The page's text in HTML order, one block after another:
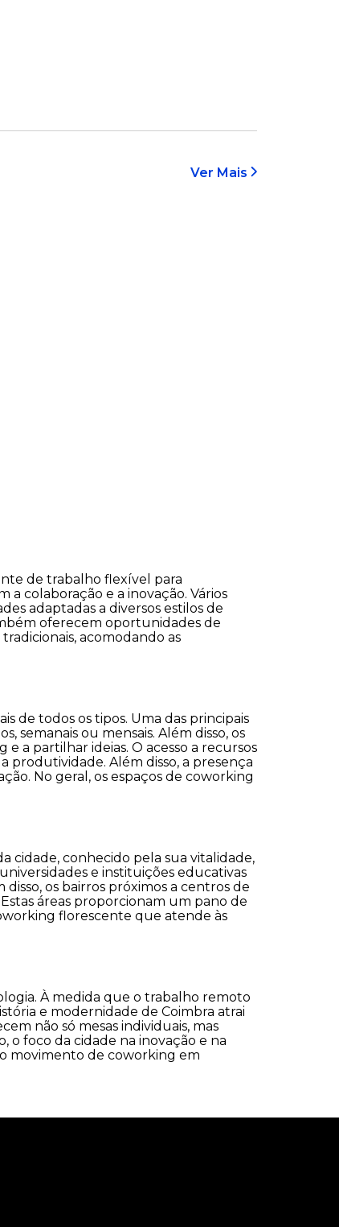
Ver Mais
de trabalho flexível para
a colaboração e a inovação. Vários
adaptadas a diversos estilos de
oferecem oportunidades de
acomodando as
de todos os tipos. Uma das principais
semanais ou mensais. Além disso, os
a partilhar ideias. O acesso a recursos
produtividade. Além disso, a presença
No geral, os espaços de coworking
cidade, conhecido pela sua vitalidade,
e instituições educativas
os bairros próximos a centros de
áreas proporcionam um pano de
florescente que atende às
À medida que o trabalho remoto
e modernidade de Coimbra atrai
não só mesas individuais, mas
o foco da cidade na inovação e na
movimento de coworking em